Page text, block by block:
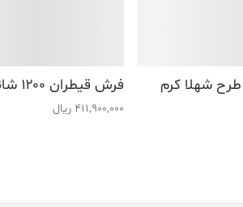
فرش قیطران ۱۲۰۰ شانه طرح باران فیلی
411,900,000 ریال